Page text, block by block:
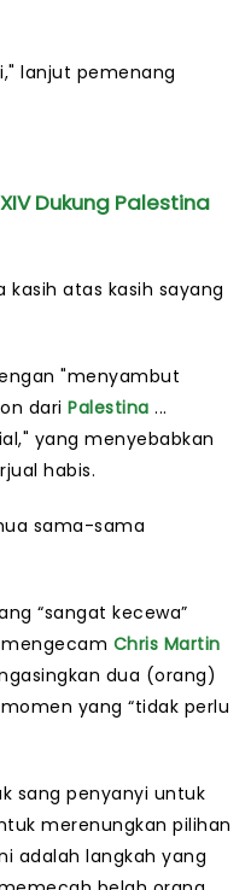
lanjut pemenang
Dukung Palestina
atas kasih sayang
"menyambut
dari Palestina ...
yang menyebabkan
habis.
sama-sama
“sangat kecewa”
Chris Martin
dua (orang)
yang “tidak perlu
sang penyanyi untuk
merenungkan pilihan
adalah langkah yang